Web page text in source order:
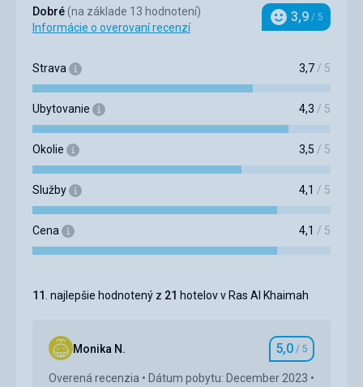
Dobré (na základe 13 hodnotení)
Informácie o overovaní recenzí
Hodnotenie
3,9 / 5
Strava 3,7/ 5
Ubytovanie 4,3 / 5
Okolie 3,5 / 5
Služby 4,1 / 5
Cena 4,1 / 5
11 . najlepšie hodnotený z 21 hotelov v Ras Al Khaimah
Monika N. Hodnotenie
5,0 / 5
Overená recenzia
Dátum pobytu: December 2023